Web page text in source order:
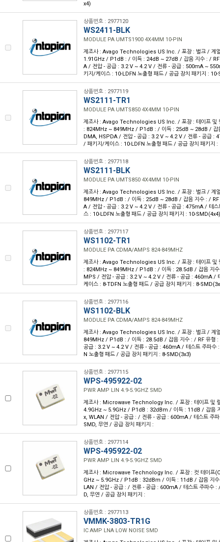
x4)
상품번호 : 2977120
WS2411-BLK
MODULE PA UMTS1900 4X4MM 10-PIN
제조사 : Avago Technologies US Inc. / 포장 : 벌크 / 계
1.91GHz / P1dB : / 이득 : 24dB ~ 27dB / 잡음 지수 : /
A / 전압 - 공급 : 3.2 V ~ 4.2 V / 전류 - 공급 : 500mA ~
키지/케이스 : 10-LDFN 노출형 패드 / 공급 장치 패키지 :
상품번호 : 2977119
WS2111-TR1
MODULE PA UMTS850 4X4MM 10-PIN
제조사 : Avago Technologies US Inc. / 포장 : 테이프 및
: 824MHz ~ 849MHz / P1dB : / 이득 : 25dB ~ 28dB / 잡
DMA, HSPDA / 전압 - 공급 : 3.2 V ~ 4.2 V / 전류 - 공급 :
/ 패키지/케이스 : 10-LDFN 노출형 패드 / 공급 장치 패키지
상품번호 : 2977118
WS2111-BLK
MODULE PA UMTS850 4X4MM 10-PIN
제조사 : Avago Technologies US Inc. / 포장 : 벌크 / 계
849MHz / P1dB : / 이득 : 25dB ~ 28dB / 잡음 지수 : / RF
A / 전압 - 공급 : 3.2 V ~ 4.2 V / 전류 - 공급 : 475mA / 테스
스 : 10-LDFN 노출형 패드 / 공급 장치 패키지 : 10-SMD(4x4)
상품번호 : 2977117
WS1102-TR1
MODULE PA CDMA/AMPS 824-849MHZ
제조사 : Avago Technologies US Inc. / 포장 : 테이프 및
: 824MHz ~ 849MHz / P1dB : / 이득 : 28.5dB / 잡음 지
MPS / 전압 - 공급 : 3.2 V ~ 4.2 V / 전류 - 공급 : 460mA /
케이스 : 8-TDFN 노출형 패드 / 공급 장치 패키지 : 8-
상품번호 : 2977116
WS1102-BLK
MODULE PA CDMA/AMPS 824-849MHZ
제조사 : Avago Technologies US Inc. / 포장 : 벌크 / 계
849MHz / P1dB : / 이득 : 28.5dB / 잡음 지수 : / RF 유형
공급 : 3.2 V ~ 4.2 V / 전류 - 공급 : 460mA / 테스트 주파수
N 노출형 패드 / 공급 장치 패키지 : 8-SMD(3x3)
상품번호 : 2977115
WPS-495922-02
PWR AMP LIN 4.9-5.9GHZ SMD
제조사 : Microwave Technology Inc. / 포장 : 테이프 및
4.9GHz ~ 5.9GHz / P1dB : 32dBm / 이득 : 11dB / 잡음
x, WLAN / 전압 - 공급 : / 전류 - 공급 : 600mA / 테스트 주
SMD, 무연 / 공급 장치 패키지 :
상품번호 : 2977114
WPS-495922-02
PWR AMP LIN 4.9-5.9GHZ SMD
제조사 : Microwave Technology Inc. / 포장 : 컷 테이프
GHz ~ 5.9GHz / P1dB : 32dBm / 이득 : 11dB / 잡음 지
LAN / 전압 - 공급 : / 전류 - 공급 : 600mA / 테스트 주파수 :
D, 무연 / 공급 장치 패키지 :
상품번호 : 2977113
VMMK-3803-TR1G
IC AMP LNA LOW NOISE SMD